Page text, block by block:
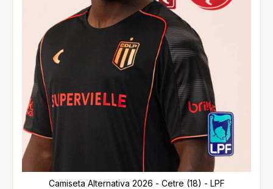
Camiseta Alternativa 2026 - Cetre (18) - LPF